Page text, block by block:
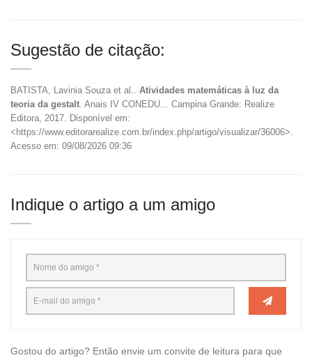
Sugestão de citação:
BATISTA, Lavinia Souza et al.. Atividades matemáticas à luz da
teoria da gestalt . Anais IV CONEDU... Campina Grande: Realize
Editora, 2017. Disponível em:
<https://www.editorarealize.com.br/index.php/artigo/visualizar/36006>.
Acesso em: 09/08/2026 09:36
Indique o artigo a um amigo
Gostou do artigo? Então envie um convite de leitura para que